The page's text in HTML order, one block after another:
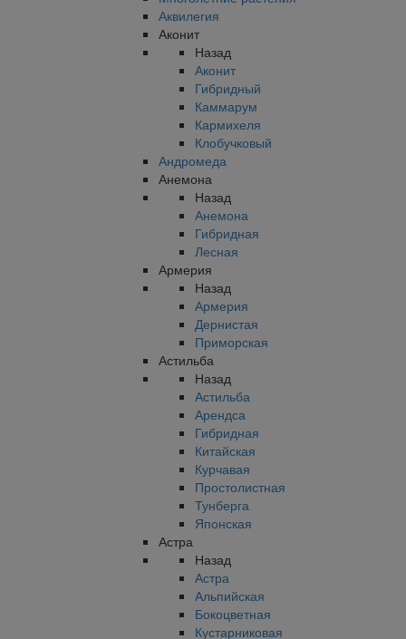
Аквилегия
Аконит
Назад
Аконит
Гибридный
Каммарум
Кармихеля
Клобучковый
Андромеда
Анемона
Назад
Анемона
Гибридная
Лесная
Армерия
Назад
Армерия
Дернистая
Приморская
Астильба
Назад
Астильба
Арендса
Гибридная
Китайская
Курчавая
Простолистная
Тунберга
Японская
Астра
Назад
Астра
Альпийская
Бокоцветная
Кустарниковая